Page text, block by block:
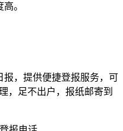
。
报，提供便捷登报服务，可
，足不出户，报纸邮寄到